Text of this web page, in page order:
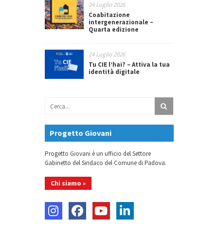
24 Luglio 2026
Coabitazione
intergenerazionale –
Quarta edizione
24 Luglio 2026
Tu CIE l’hai? – Attiva la tua
identità digitale
Progetto Giovani
Progetto Giovani è un ufficio del Settore
Gabinetto del Sindaco del Comune di Padova.
Chi siamo »